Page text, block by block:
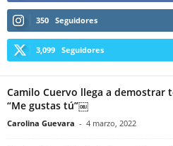
350 Seguidores
3,099 Seguidores
Camilo Cuervo llega a demostrar
“Me gustas tú”￼
Carolina Guevara - 4 marzo, 2022